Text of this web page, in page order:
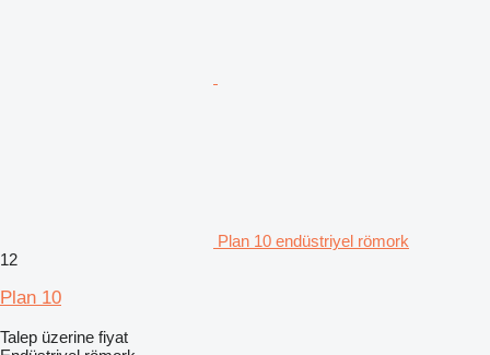
Plan 10 endüstriyel römork
12
Plan 10
Talep üzerine fiyat